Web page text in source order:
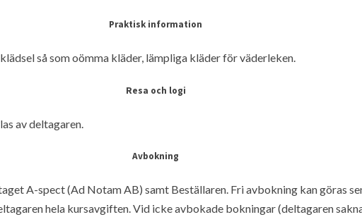
Praktisk information
så som oömma kläder, lämpliga kläder för väderleken.
Resa och logi
av deltagaren.
Avbokning
A-spect (Ad Notam AB) samt Beställaren. Fri avbokning kan göras
hela kursavgiften. Vid icke avbokade bokningar (deltagaren